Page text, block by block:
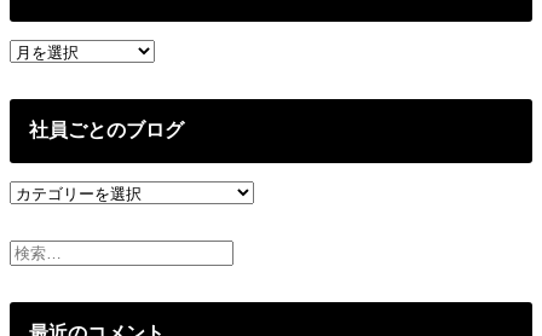
過
の
社員ごとのブログ
社
ご
と